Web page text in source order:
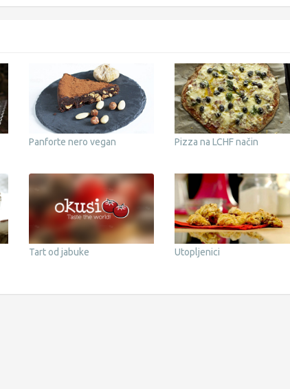
Panforte nero vegan Pizza na LCHF način
Tart od jabuke Utopljenici